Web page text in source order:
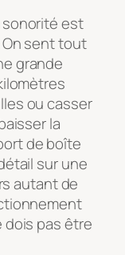
sonorité est
sent tout
grande
ou casser
la
de boîte
sur une
autant de
dois pas être